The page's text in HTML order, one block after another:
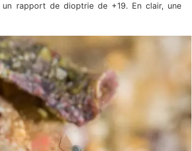
un rapport de dioptrie de +19. En clair, une